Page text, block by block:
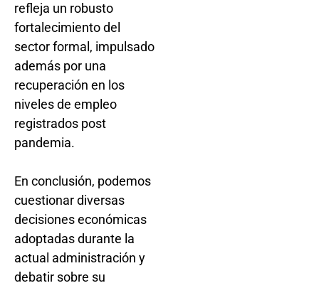
refleja un robusto
fortalecimiento del
sector formal, impulsado
además por una
recuperación en los
niveles de empleo
registrados post
pandemia.
En conclusión, podemos
cuestionar diversas
decisiones económicas
adoptadas durante la
actual administración y
debatir sobre su